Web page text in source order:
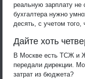
реальную зарплату не
бухгалтера нужно
десять, с учетом
Дайте хоть
В Москве есть ТСЖ и
передали дирекции.
затрат из бюджета?